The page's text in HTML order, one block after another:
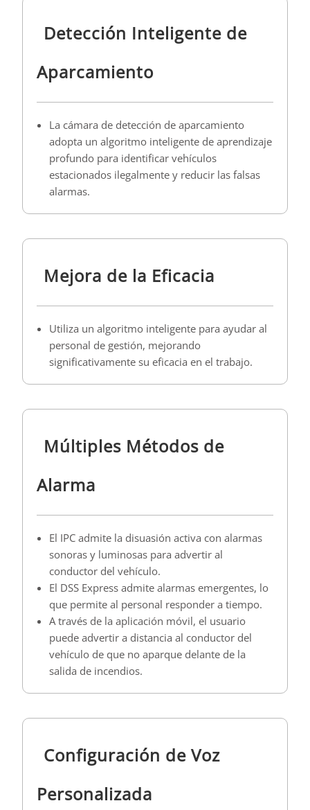
Detección Inteligente de
Aparcamiento
La cámara de detección de aparcamiento
adopta un algoritmo inteligente de aprendizaje
profundo para identificar vehículos
estacionados ilegalmente y reducir las falsas
alarmas.
Mejora de la Eficacia
Utiliza un algoritmo inteligente para ayudar al
personal de gestión, mejorando
significativamente su eficacia en el trabajo.
Múltiples Métodos de
Alarma
El IPC admite la disuasión activa con alarmas
sonoras y luminosas para advertir al
conductor del vehículo.
El DSS Express admite alarmas emergentes, lo
que permite al personal responder a tiempo.
A través de la aplicación móvil, el usuario
puede advertir a distancia al conductor del
vehículo de que no aparque delante de la
salida de incendios.
Configuración de Voz
Personalizada